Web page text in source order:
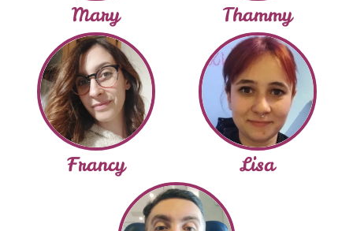
Mary Thammy
Francy Lisa